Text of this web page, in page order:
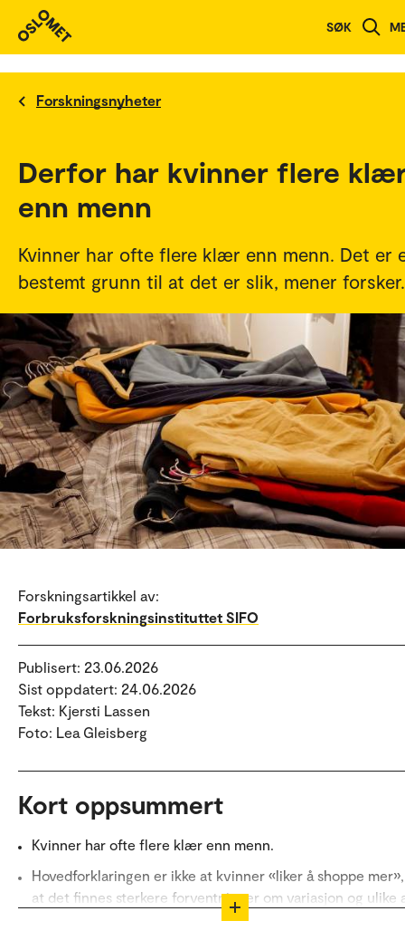
SØK
Forskningsnyheter
Derfor har kvinner flere
enn menn
Kvinner har ofte flere klær enn menn. Det er
bestemt grunn til at det er slik, mener forsker.
Forskningsartikkel av:
Forbruksforskningsinstituttet SIFO
Publisert: 23.06.2026
Sist oppdatert: 24.06.2026
Tekst: Kjersti Lassen
Foto: Lea Gleisberg
Kort oppsummert
Kvinner har ofte flere klær enn menn.
Hovedforklaringen er ikke at kvinner «liker å shoppe
at det finnes sterkere forventninger om variasjon og ulike